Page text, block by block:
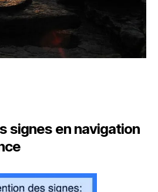
signes en navigation